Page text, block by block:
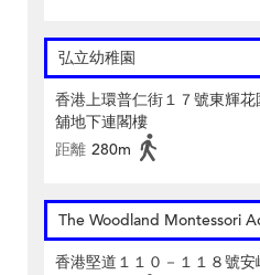
弘立幼稚園
香港上環普仁街１７號東輝
舖地下連閣樓
距離 280m
The Woodland Montessori
香港堅道１１０－１１８號